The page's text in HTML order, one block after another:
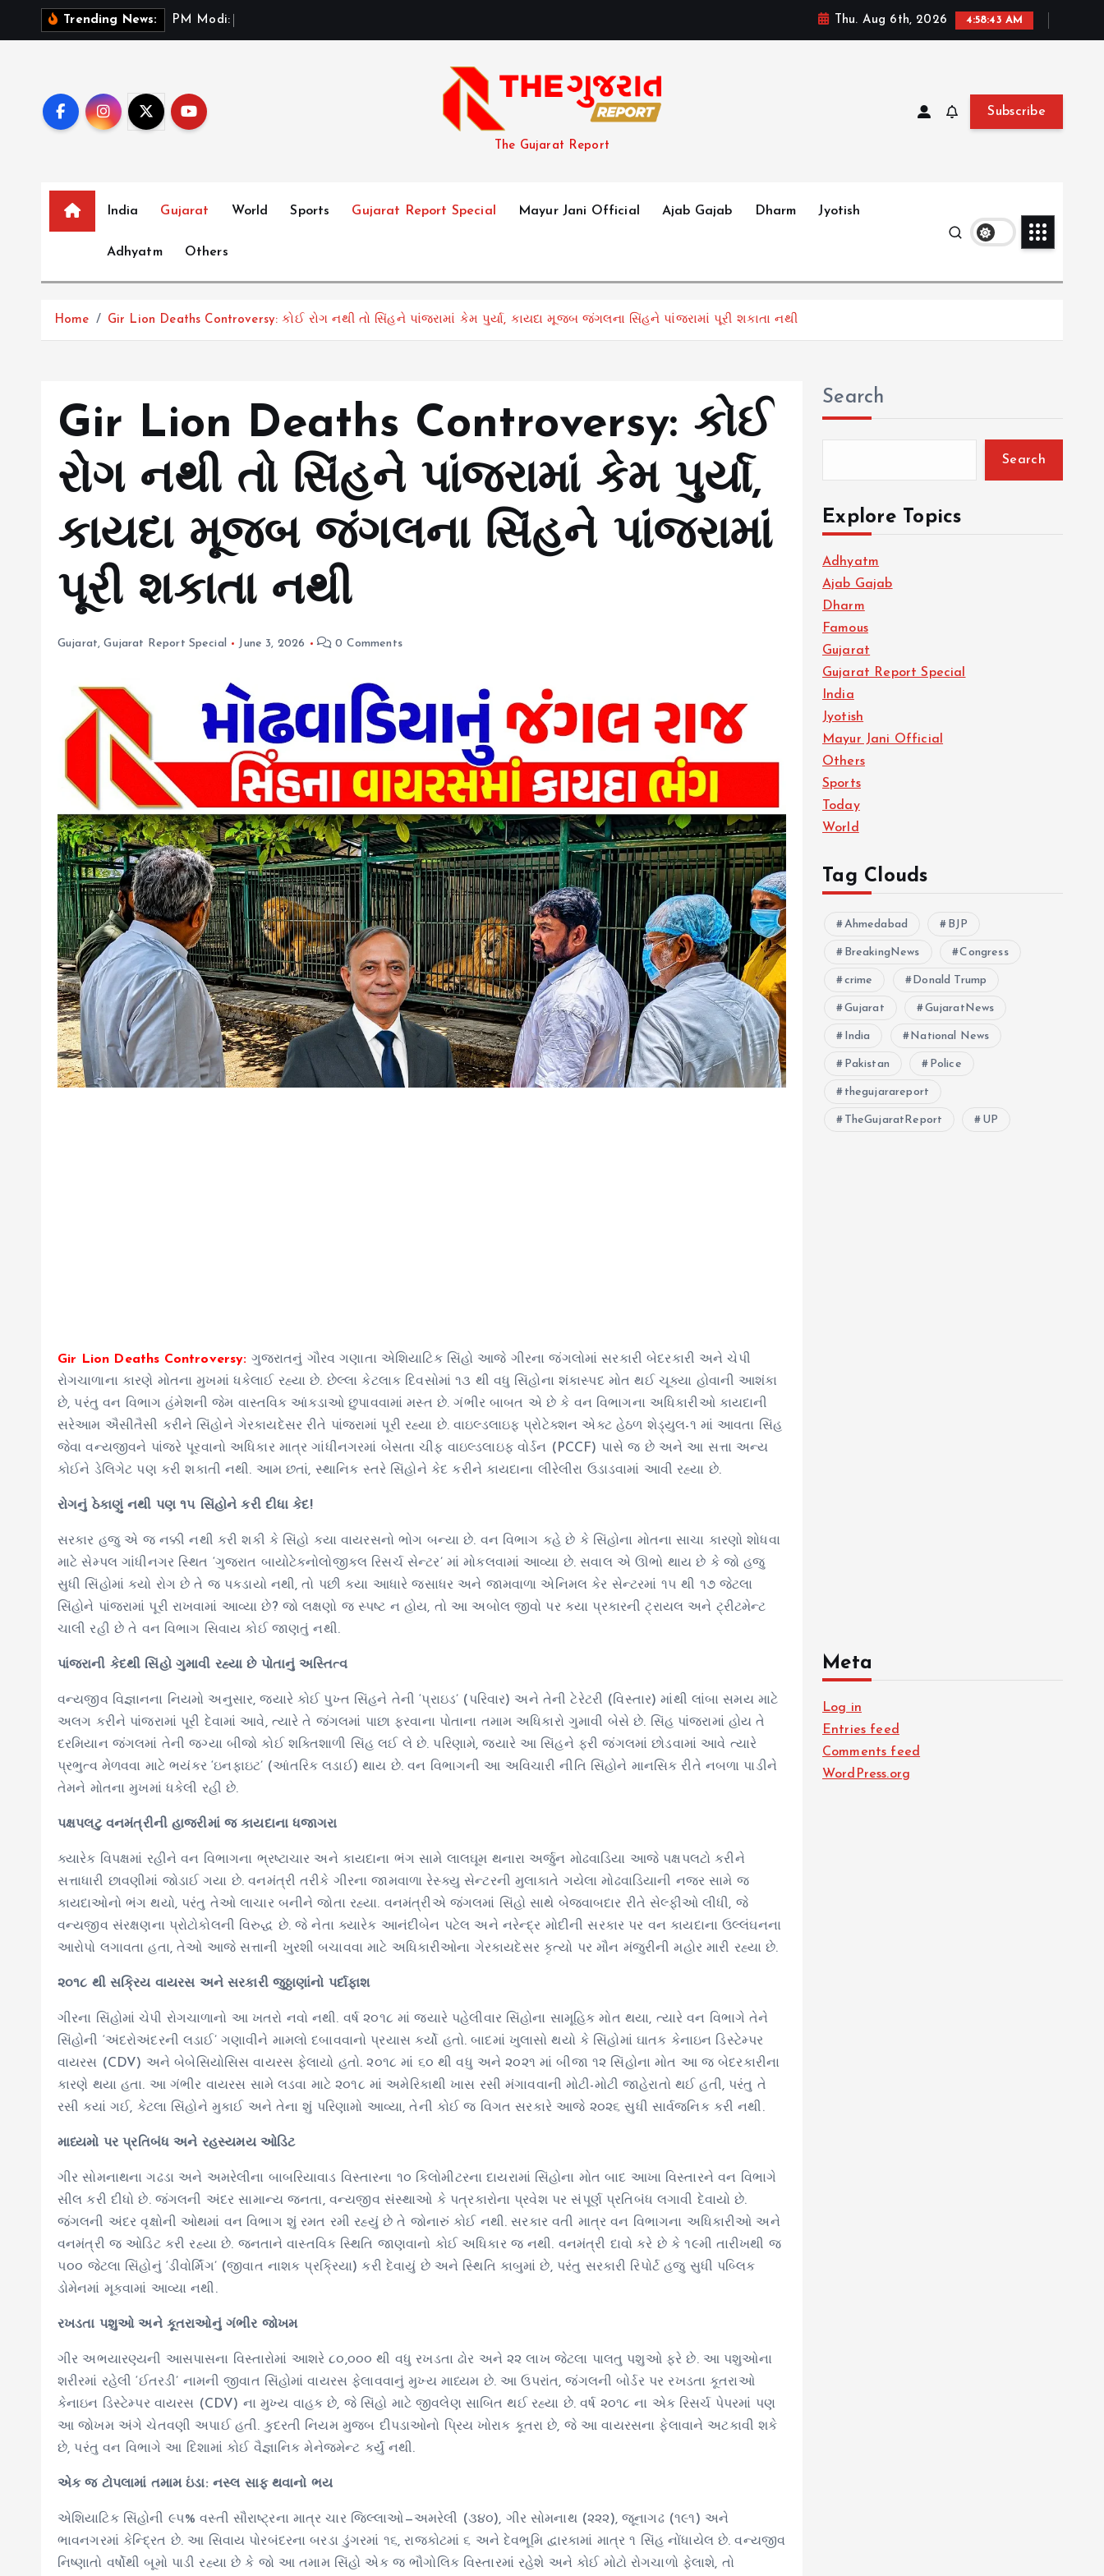
Trending News: P M M o d i: Thu. Aug 6th, 2026 4:58:44 AM
The Gujarat Report
Subscribe
India Gujarat World Sports Gujarat Report Special Mayur Jani Official Ajab Gajab Dharm Jyotish
Adhyatm Others
Home Gir Lion Deaths Controversy: કોઈ રોગ નથી તો સિંહને પાંજરામાં કેમ પુર્યા, કાયદા મૂજબ જંગલના સિંહને પાંજરામાં પૂરી શકાતા નથી
Gir Lion Deaths Controversy: કોઈ
રોગ નથી તો સિંહને પાંજરામાં કેમ પુર્યા,
કાયદા મૂજબ જંગલના સિંહને પાંજરામાં
પૂરી શકાતા નથી
Gujarat,Gujarat Report Special June 3, 2026 0 Comments
Gir Lion Deaths Controversy: ગુજરાતનું ગૌરવ ગણાતા એશિયાટિક સિંહો આજે ગીરના જંગલોમાં સરકારી બેદરકારી અને ચેપી
રોગચાળાના કારણે મોતના મુખમાં ધકેલાઈ રહ્યા છે. છેલ્લા કેટલાક દિવસોમાં ૧૩ થી વધુ સિંહોના શંકાસ્પદ મોત થઈ ચૂક્યા હોવાની આશંકા
છે, પરંતુ વન વિભાગ હંમેશની જેમ વાસ્તવિક આંકડાઓ છુપાવવામાં મસ્ત છે. ગંભીર બાબત એ છે કે વન વિભાગના અધિકારીઓ કાયદાની
સરેઆમ ઐસીતૈસી કરીને સિંહોને ગેરકાયદેસર રીતે પાંજરામાં પૂરી રહ્યા છે. વાઇલ્ડલાઇફ પ્રોટેક્શન એક્ટ હેઠળ શેડ્યુલ-૧ માં આવતા સિંહ
જેવા વન્યજીવને પાંજરે પૂરવાનો અધિકાર માત્ર ગાંધીનગરમાં બેસતા ચીફ વાઇલ્ડલાઇફ વોર્ડન (PCCF) પાસે જ છે અને આ સત્તા અન્ય
કોઈને ડેલિગેટ પણ કરી શકાતી નથી. આમ છતાં, સ્થાનિક સ્તરે સિંહોને કેદ કરીને કાયદાના લીરેલીરા ઉડાડવામાં આવી રહ્યા છે.
રોગનું ઠેકાણું નથી પણ ૧૫ સિંહોને કરી દીધા કેદ!
સરકાર હજુ એ જ નક્કી નથી કરી શકી કે સિંહો કયા વાયરસનો ભોગ બન્યા છે. વન વિભાગ કહે છે કે સિંહોના મોતના સાચા કારણો શોધવા
માટે સેમ્પલ ગાંધીનગર સ્થિત ‘ગુજરાત બાયોટેકનોલોજીકલ રિસર્ચ સેન્ટર’ માં મોકલવામાં આવ્યા છે. સવાલ એ ઊભો થાય છે કે જો હજુ
સુધી સિંહોમાં કયો રોગ છે તે જ પકડાયો નથી, તો પછી કયા આધારે જસાધર અને જામવાળા એનિમલ કેર સેન્ટરમાં ૧૫ થી ૧૭ જેટલા
સિંહોને પાંજરામાં પૂરી રાખવામાં આવ્યા છે? જો લક્ષણો જ સ્પષ્ટ ન હોય, તો આ અબોલ જીવો પર કયા પ્રકારની ટ્રાયલ અને ટ્રીટમેન્ટ
ચાલી રહી છે તે વન વિભાગ સિવાય કોઈ જાણતું નથી.
પાંજરાની કેદથી સિંહો ગુમાવી રહ્યા છે પોતાનું અસ્તિત્વ
વન્યજીવ વિજ્ઞાનના નિયમો અનુસાર, જ્યારે કોઈ પુખ્ત સિંહને તેની ‘પ્રાઇડ’ (પરિવાર) અને તેની ટેરેટરી (વિસ્તાર) માંથી લાંબા સમય માટે
અલગ કરીને પાંજરામાં પૂરી દેવામાં આવે, ત્યારે તે જંગલમાં પાછા ફરવાના પોતાના તમામ અધિકારો ગુમાવી બેસે છે. સિંહ પાંજરામાં હોય તે
દરમિયાન જંગલમાં તેની જગ્યા બીજો કોઈ શક્તિશાળી સિંહ લઈ લે છે. પરિણામે, જ્યારે આ સિંહને ફરી જંગલમાં છોડવામાં આવે ત્યારે
પ્રભુત્વ મેળવવા માટે ભયંકર ‘ઇનફાઇટ’ (આંતરિક લડાઈ) થાય છે. વન વિભાગની આ અવિચારી નીતિ સિંહોને માનસિક રીતે નબળા પાડીને
તેમને મોતના મુખમાં ધકેલી રહી છે.
પક્ષપલટુ વનમંત્રીની હાજરીમાં જ કાયદાના ધજાગરા
ક્યારેક વિપક્ષમાં રહીને વન વિભાગના ભ્રષ્ટાચાર અને કાયદાના ભંગ સામે લાલઘૂમ થનારા અર્જુન મોઢવાડિયા આજે પક્ષપલટો કરીને
સત્તાધારી છાવણીમાં જોડાઈ ગયા છે. વનમંત્રી તરીકે ગીરના જામવાળા રેસ્ક્યુ સેન્ટરની મુલાકાતે ગયેલા મોઢવાડિયાની નજર સામે જ
કાયદાઓનો ભંગ થયો, પરંતુ તેઓ લાચાર બનીને જોતા રહ્યા. વનમંત્રીએ જંગલમાં સિંહો સાથે બેજવાબદાર રીતે સેલ્ફીઓ લીધી, જે
વન્યજીવ સંરક્ષણના પ્રોટોકોલની વિરુદ્ધ છે. જે નેતા ક્યારેક આનંદીબેન પટેલ અને નરેન્દ્ર મોદીની સરકાર પર વન કાયદાના ઉલ્લંઘનના
આરોપો લગાવતા હતા, તેઓ આજે સત્તાની ખુરશી બચાવવા માટે અધિકારીઓના ગેરકાયદેસર કૃત્યો પર મૌન મંજુરીની મહોર મારી રહ્યા છે.
૨૦૧૮ થી સક્રિય વાયરસ અને સરકારી જુઠ્ઠાણાંનો પર્દાફાશ
ગીરના સિંહોમાં ચેપી રોગચાળાનો આ ખતરો નવો નથી. વર્ષ ૨૦૧૮ માં જ્યારે પહેલીવાર સિંહોના સામૂહિક મોત થયા, ત્યારે વન વિભાગે તેને
સિંહોની ‘અંદરોઅંદરની લડાઈ’ ગણાવીને મામલો દબાવવાનો પ્રયાસ કર્યો હતો. બાદમાં ખુલાસો થયો કે સિંહોમાં ઘાતક કેનાઇન ડિસ્ટેમ્પર
વાયરસ (CDV) અને બેબેસિયોસિસ વાયરસ ફેલાયો હતો. ૨૦૧૮ માં ૬૦ થી વધુ અને ૨૦૨૧ માં બીજા ૧૨ સિંહોના મોત આ જ બેદરકારીના
કારણે થયા હતા. આ ગંભીર વાયરસ સામે લડવા માટે ૨૦૧૮ માં અમેરિકાથી ખાસ રસી મંગાવવાની મોટી-મોટી જાહેરાતો થઈ હતી, પરંતુ તે
રસી ક્યાં ગઈ, કેટલા સિંહોને મુકાઈ અને તેના શું પરિણામો આવ્યા, તેની કોઈ જ વિગત સરકારે આજે ૨૦૨૬ સુધી સાર્વજનિક કરી નથી.
માધ્યમો પર પ્રતિબંધ અને રહસ્યમય ઓડિટ
ગીર સોમનાથના ગઢડા અને અમરેલીના બાબરિયાવાડ વિસ્તારના ૧૦ કિલોમીટરના દાયરામાં સિંહોના મોત બાદ આખા વિસ્તારને વન વિભાગે
સીલ કરી દીધો છે. જંગલની અંદર સામાન્ય જનતા, વન્યજીવ સંસ્થાઓ કે પત્રકારોના પ્રવેશ પર સંપૂર્ણ પ્રતિબંધ લગાવી દેવાયો છે.
જંગલની અંદર વૃક્ષોની ઓથમાં વન વિભાગ શું રમત રમી રહ્યું છે તે જોનારું કોઈ નથી. સરકાર વતી માત્ર વન વિભાગના અધિકારીઓ અને
વનમંત્રી જ ઓડિટ કરી રહ્યા છે. જનતાને વાસ્તવિક સ્થિતિ જાણવાનો કોઈ અધિકાર જ નથી. વનમંત્રી દાવો કરે છે કે ૧૯મી તારીખથી જ
૫૦૦ જેટલા સિંહોનું ‘ડીવોર્મિંગ’ (જીવાત નાશક પ્રક્રિયા) કરી દેવાયું છે અને સ્થિતિ કાબુમાં છે, પરંતુ સરકારી રિપોર્ટ હજુ સુધી પબ્લિક
ડોમેનમાં મૂકવામાં આવ્યા નથી.
રખડતા પશુઓ અને કૂતરાઓનું ગંભીર જોખમ
ગીર અભયારણ્યની આસપાસના વિસ્તારોમાં આશરે ૮૦,૦૦૦ થી વધુ રખડતા ઢોર અને ૨૨ લાખ જેટલા પાલતુ પશુઓ ફરે છે. આ પશુઓના
શરીરમાં રહેલી ‘ઈતરડી’ નામની જીવાત સિંહોમાં વાયરસ ફેલાવવાનું મુખ્ય માધ્યમ છે. આ ઉપરાંત, જંગલની બોર્ડર પર રખડતા કૂતરાઓ
કેનાઇન ડિસ્ટેમ્પર વાયરસ (CDV) ના મુખ્ય વાહક છે, જે સિંહો માટે જીવલેણ સાબિત થઈ રહ્યા છે. વર્ષ ૨૦૧૮ ના એક રિસર્ચ પેપરમાં પણ
આ જોખમ અંગે ચેતવણી અપાઈ હતી. કુદરતી નિયમ મુજબ દીપડાઓનો પ્રિય ખોરાક કૂતરા છે, જે આ વાયરસના ફેલાવાને અટકાવી શકે
છે, પરંતુ વન વિભાગે આ દિશામાં કોઈ વૈજ્ઞાનિક મેનેજમેન્ટ કર્યું નથી.
એક જ ટોપલામાં તમામ ઇંડા: નસ્લ સાફ થવાનો ભય
એશિયાટિક સિંહોની ૯૫% વસ્તી સૌરાષ્ટ્રના માત્ર ચાર જિલ્લાઓ—અમરેલી (૩૪૦), ગીર સોમનાથ (૨૨૨), જૂનાગઢ (૧૯૧) અને
ભાવનગરમાં કેન્દ્રિત છે. આ સિવાય પોરબંદરના બરડા ડુંગરમાં ૧૬, રાજકોટમાં ૬ અને દેવભૂમિ દ્વારકામાં માત્ર ૧ સિંહ નોંધાયેલ છે. વન્યજીવ
નિષ્ણાતો વર્ષોથી બૂમો પાડી રહ્યા છે કે જો આ તમામ સિંહો એક જ ભૌગોલિક વિસ્તારમાં રહેશે અને કોઈ મોટો રોગચાળો ફેલાશે, તો
Search
Search
Explore Topics
Adhyatm
Ajab Gajab
Dharm
Famous
Gujarat
Gujarat Report Special
India
Jyotish
Mayur Jani Official
Others
Sports
Today
World
Tag Clouds
Ahmedabad BJP
BreakingNews Congress
crime Donald Trump
Gujarat GujaratNews
India National News
Pakistan Police
thegujarareport
TheGujaratReport UP
Meta
Log in
Entries feed
Comments feed
WordPress.org